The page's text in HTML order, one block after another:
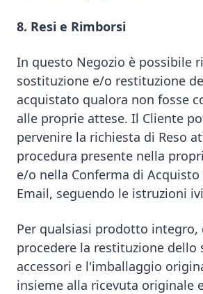
8. Resi e Rimborsi
In questo Negozio è possibile
sostituzione e/o restituzione
acquistato qualora non fosse
alle proprie attese. Il Cliente
pervenire la richiesta di Reso
procedura presente nella
e/o nella Conferma di
Email, seguendo le istruzioni
Per qualsiasi prodotto integro,
procedere la restituzione dello
accessori e l'imballaggio
insieme alla ricevuta originale